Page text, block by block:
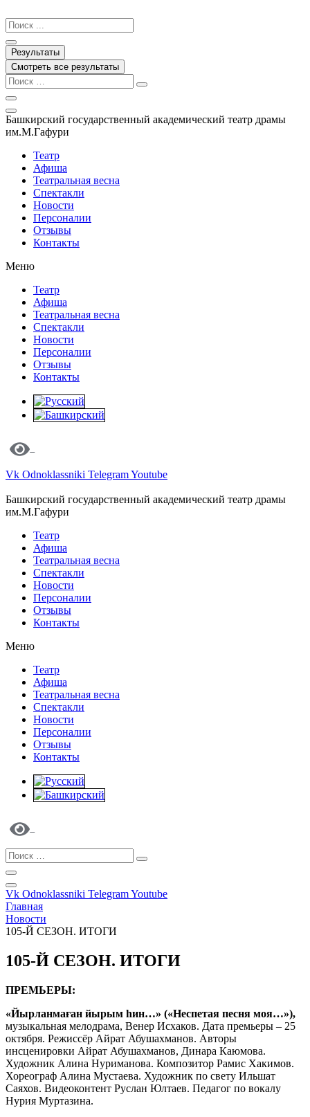
к
содержимому
Search
...
Результаты
Смотреть все результаты
Башкирский государственный академический театр драмы
им.М.Гафури
Театр
Афиша
Театральная весна
Спектакли
Новости
Персоналии
Отзывы
Контакты
Меню
Театр
Афиша
Театральная весна
Спектакли
Новости
Персоналии
Отзывы
Контакты
Vk Odnoklassniki TelegramYoutube
Башкирский государственный академический театр драмы
им.М.Гафури
Театр
Афиша
Театральная весна
Спектакли
Новости
Персоналии
Отзывы
Контакты
Меню
Театр
Афиша
Театральная весна
Спектакли
Новости
Персоналии
Отзывы
Контакты
Vk Odnoklassniki TelegramYoutube
Главная
Новости
105-Й СЕЗОН. ИТОГИ
105-Й СЕЗОН. ИТОГИ
ПРЕМЬЕРЫ:
«Йырланмаған йырым һин…» («Неспетая песня моя…»),
музыкальная мелодрама, Венер Исхаков. Дата премьеры – 25
октября. Режиссёр Айрат Абушахманов. Авторы
инсценировки Айрат Абушахманов, Динара Каюмова.
Художник Алина Нуриманова. Композитор Рамис Хакимов.
Хореограф Алина Мустаева. Художник по свету Ильшат
Саяхов. Видеоконтент Руслан Юлтаев. Педагог по вокалу
Нурия Муртазина.